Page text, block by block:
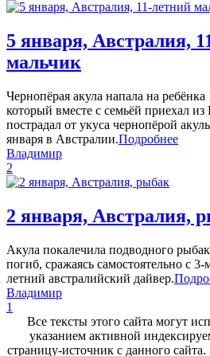
5 января, Австралия,
мальчик
Чернопёрая акула напала на
который вместе с семьёй приехал
пострадал от укуса чернопёрой
января в Австралии.Подробнее
Владимир
2
2 января, Австралия,
Акула покалечила подводного
погиб, сражаясь самостоятельно с
летний австралийский дайвер.
Владимир
1
Все тексты этого сайта могут
указанием активной
страницу-источник с данного